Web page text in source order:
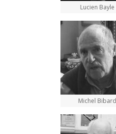
Lucien Bayle
Michel Bibard